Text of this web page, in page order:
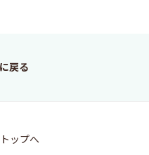
戻る
ップへ